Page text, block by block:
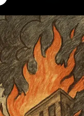
https://ademilsoncs.adv.br/o-que-fazer-quando-estou-sendo-acusado-de-um-crime-que-nao-cometi-guia-essencial-para-se-defender/